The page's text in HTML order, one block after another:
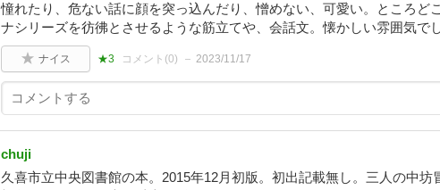
憧れたり、危ない話に顔を突っ込んだり、憎めない、可愛い。ところど
ナシリーズを彷彿とさせるような筋立てや、会話文。懐かしい雰囲気でし
ナイス ★3 コメント(0) 2023/11/17
chuji
久喜市立中央図書館の本。2015年12月初版。初出記載無し。三人の中坊